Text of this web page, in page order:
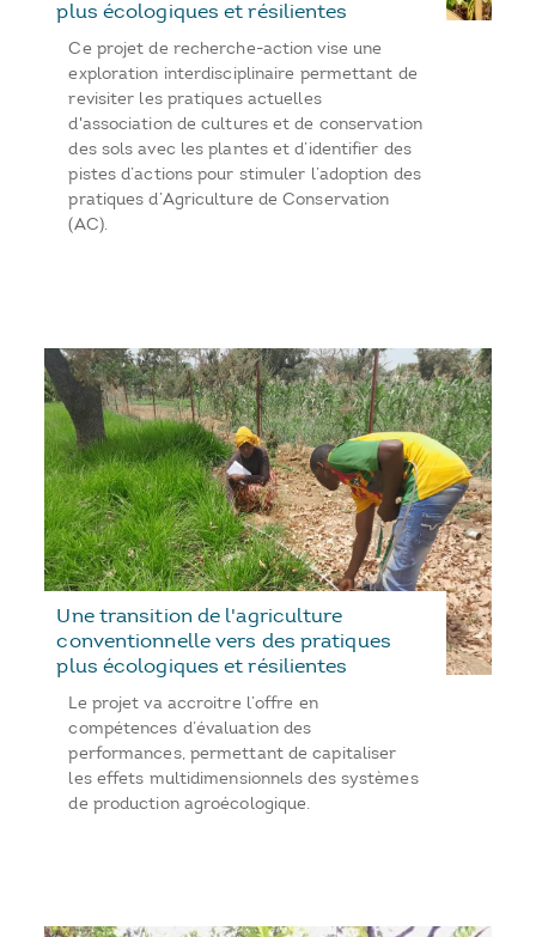
plus écologiques et résilientes
Ce projet de recherche-action vise une
exploration interdisciplinaire permettant de
revisiter les pratiques actuelles
d'association de cultures et de conservation
des sols avec les plantes et d’identifier des
pistes d’actions pour stimuler l’adoption des
pratiques d’Agriculture de Conservation
(AC).
Une transition de l'agriculture
conventionnelle vers des pratiques
plus écologiques et résilientes
Le projet va accroitre l’offre en
compétences d’évaluation des
performances, permettant de capitaliser
les effets multidimensionnels des systèmes
de production agroécologique.